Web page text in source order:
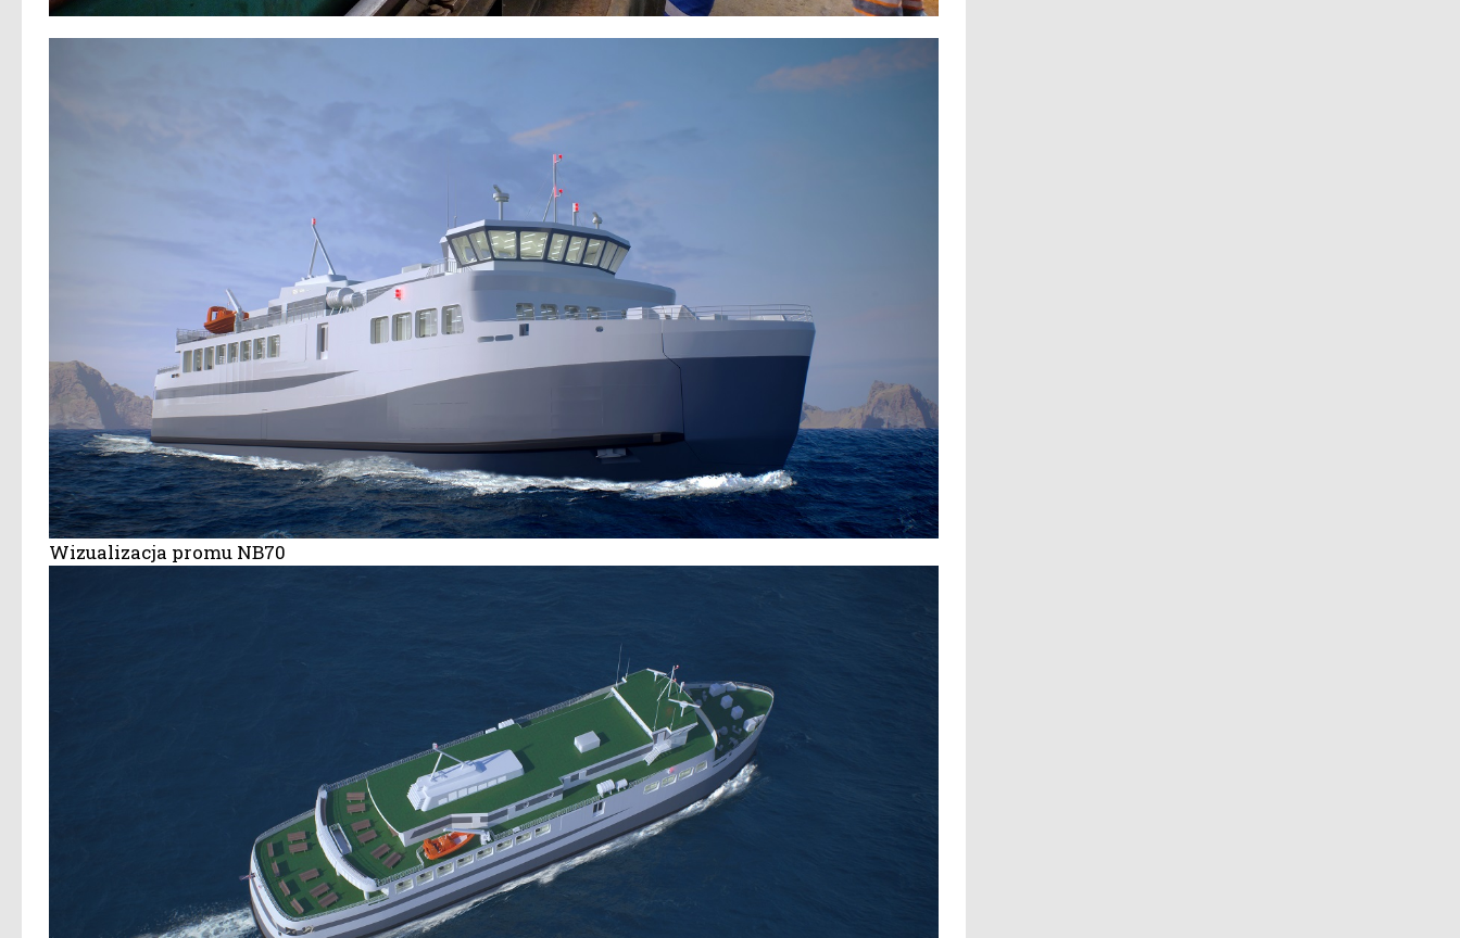
Wizualizacja promu NB70